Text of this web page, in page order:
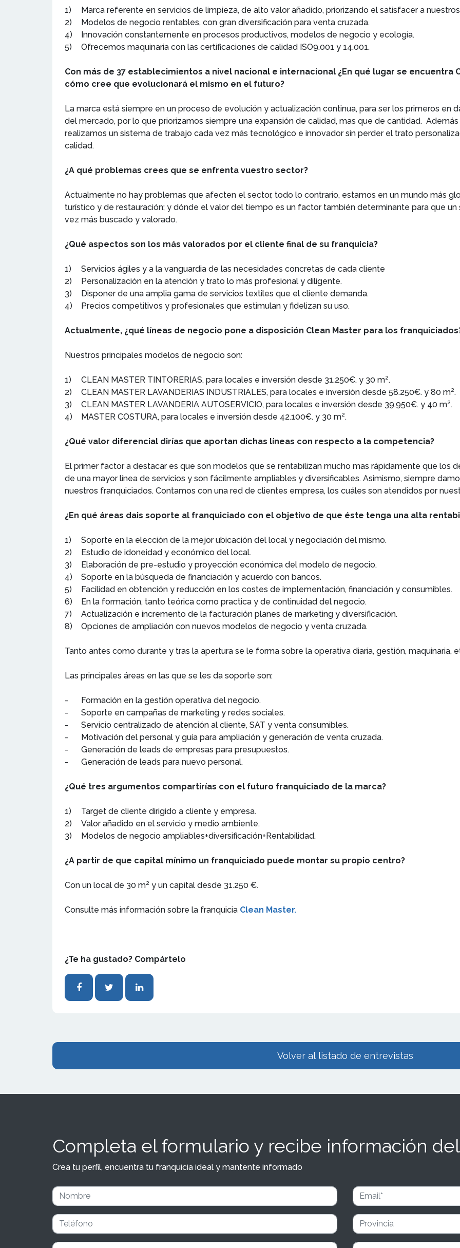
1)
Marca referente en servicios de limpieza, de alto valor añadido, priorizando el satisfacer a
2)
Modelos de negocio rentables, con gran diversificación para venta cruzada.
4)
Innovación constantemente en procesos productivos, modelos de negocio y ecología.
5)
Ofrecemos maquinaria con las certificaciones de calidad ISO9.001 y 14.001.
Con más de 37 establecimientos a nivel nacional e internacional ¿En qué lugar se encuentra
cómo cree que evolucionará el mismo en el futuro?
La marca está siempre en un proceso de evolución y actualización continua, para ser los primeros en
del mercado, por lo que priorizamos siempre una expansión de calidad, mas que de cantidad.
realizamos un sistema de trabajo cada vez más tecnológico e innovador sin perder el trato
calidad.
¿A qué problemas crees que se enfrenta vuestro sector?
Actualmente no hay problemas que afecten el sector, todo lo contrario, estamos en un mundo más
turístico y de restauración; y dónde el valor del tiempo es un factor también determinante para que
vez más buscado y valorado.
¿Qué aspectos son los más valorados por el cliente final de su franquicia?
1)
Servicios ágiles y a la vanguardia de las necesidades concretas de cada cliente
2)
Personalización en la atención y trato lo más profesional y diligente.
3)
Disponer de una amplia gama de servicios textiles que el cliente demanda.
4)
Precios competitivos y profesionales que estimulan y fidelizan su uso.
Actualmente, ¿qué líneas de negocio pone a disposición Clean Master para los
Nuestros principales modelos de negocio son:
1)
CLEAN MASTER TINTORERIAS, para locales e inversión desde 31.250€. y 30 m².
2)
CLEAN MASTER LAVANDERIAS INDUSTRIALES, para locales e inversión desde 58.250€. y 80 m².
3)
CLEAN MASTER LAVANDERIA AUTOSERVICIO, para locales e inversión desde 39.950€. y 40 m².
4)
MASTER COSTURA, para locales e inversión desde 42.100€. y 30 m².
¿Qué valor diferencial dirías que aportan dichas líneas con respecto a la competencia?
El primer factor a destacar es que son modelos que se rentabilizan mucho mas rápidamente que los
de una mayor línea de servicios y son fácilmente ampliables y diversificables. Asimismo, siempre
nuestros franquiciados. Contamos con una red de clientes empresa, los cuáles son atendidos por
¿En qué áreas dais soporte al franquiciado con el objetivo de que éste tenga una alta
1)
Soporte en la elección de la mejor ubicación del local y negociación del mismo.
2)
Estudio de idoneidad y económico del local.
3)
Elaboración de pre-estudio y proyección económica del modelo de negocio.
4)
Soporte en la búsqueda de financiación y acuerdo con bancos.
5)
Facilidad en obtención y reducción en los costes de implementación, financiación y consumibles.
6)
En la formación, tanto teórica como practica y de continuidad del negocio.
7)
Actualización e incremento de la facturación planes de marketing y diversificación.
8)
Opciones de ampliación con nuevos modelos de negocio y venta cruzada.
Tanto antes como durante y tras la apertura se le forma sobre la operativa diaria, gestión, maquinaria,
Las principales áreas en las que se les da soporte son:
-
Formación en la gestión operativa del negocio.
-
Soporte en campañas de marketing y redes sociales.
-
Servicio centralizado de atención al cliente, SAT y venta consumibles.
-
Motivación del personal y guía para ampliación y generación de venta cruzada.
-
Generación de leads de empresas para presupuestos.
-
Generación de leads para nuevo personal.
¿Qué tres argumentos compartirías con el futuro franquiciado de la marca?
1)
Target de cliente dirigido a cliente y empresa.
2)
Valor añadido en el servicio y medio ambiente.
3)
Modelos de negocio ampliables+diversificación+Rentabilidad.
¿A partir de que capital mínimo un franquiciado puede montar su propio centro?
Con un local de 30 m² y un capital desde 31.250 €.
Consulte más información sobre la franquicia Clean Master.
¿Te ha gustado? Compártelo
Volver al listado de entrevistas
Completa el formulario y recibe información
Crea tu perfil, encuentra tu franquicia ideal y mantente informado